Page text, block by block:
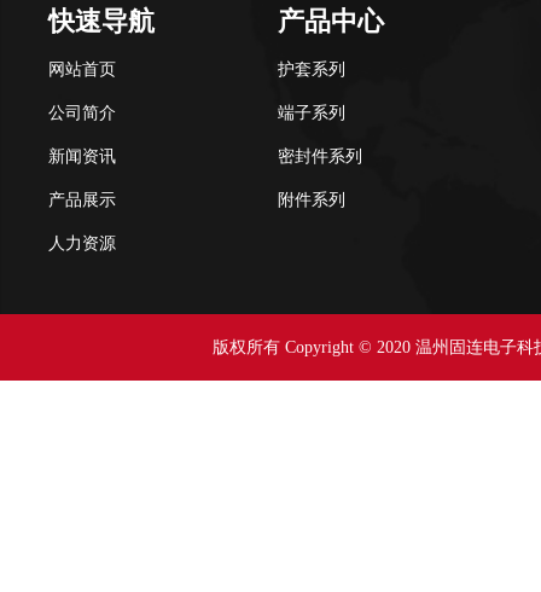
快速导航
网站首页
公司简介
新闻资讯
产品展示
人力资源
产品中心
护套系列
端子系列
密封件系列
附件系列
版权所有 Copyright © 2020 温州固连电子